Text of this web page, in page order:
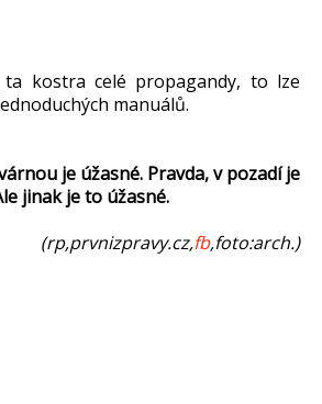
kostra celé propagandy, to lze
manuálů.
je úžasné. Pravda, v pozadí je
jinak je to úžasné.
(rp,prvnizpravy.cz,fb,foto:arch.)